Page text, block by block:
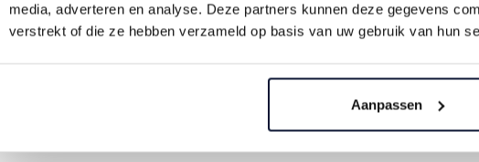
media, adverteren en analyse. Deze partners kunnen deze gegevens
verstrekt of die ze hebben verzameld op basis van uw gebruik van hun
Aanpassen